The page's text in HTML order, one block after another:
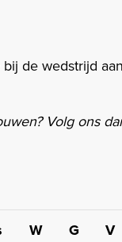
de wedstrijd
Volg ons
W G V